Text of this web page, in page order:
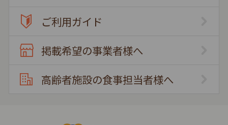
ご利用ガイド
掲載希望の事業者様へ
高齢者施設の食事担当者様へ